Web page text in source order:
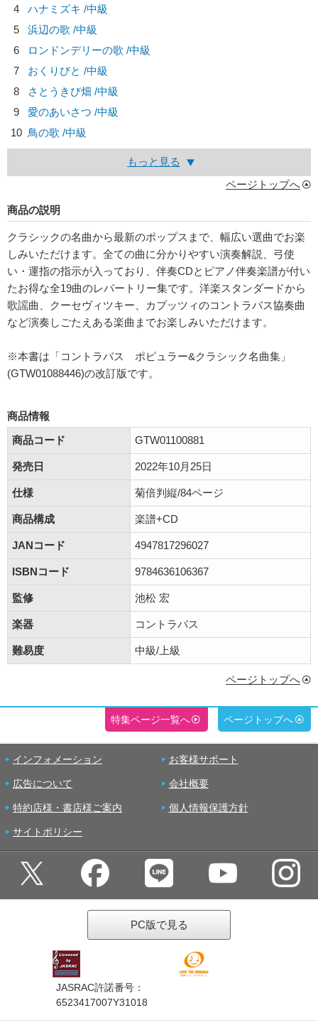
4
ハナミズキ /中級
5
浜辺の歌 /中級
6
ロンドンデリーの歌 /中級
7
おくりびと /中級
8
さとうきび畑 /中級
9
愛のあいさつ /中級
10 鳥の歌 /中級
もっと見る
ページトップへ
商品の説明
クラシックの名曲から最新のポップスまで、幅広い選曲でお楽
しみいただけます。全ての曲に分かりやすい演奏解説、弓使
い・運指の指示が入っており、伴奏CDとピアノ伴奏楽譜が付い
たお得な全19曲のレパートリー集です。洋楽スタンダードから
歌謡曲、クーセヴィツキー、カプッツィのコントラバス協奏曲
など演奏しごたえある楽曲までお楽しみいただけます。
※本書は「コントラバス ポピュラー&クラシック名曲集」
(GTW01088446)の改訂版です。
商品情報
商品コード
GTW01100881
発売日 2022年10月25日
仕様 菊倍判縦/84ページ
商品構成 楽譜+CD
JANコード 4947817296027
ISBNコード 9784636106367
監修 池松 宏
楽器 コントラバス
難易度 中級/上級
ページトップへ
特集ページ一覧へ ページトップへ
インフォメーション お客様サポート
広告について 会社概要
特約店様・書店様ご案内 個人情報保護方針
サイトポリシー
PC版で見る
JASRAC許諾番号：
6523417007Y31018